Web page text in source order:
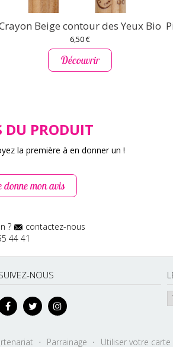
Beige contour des Yeux Bio
6,50 €
Découvrir
DU PRODUIT
la première à en donner un !
donne mon avis
?
contactez-nous
44 41
NOUS
· Parrainage · Utiliser votre carte